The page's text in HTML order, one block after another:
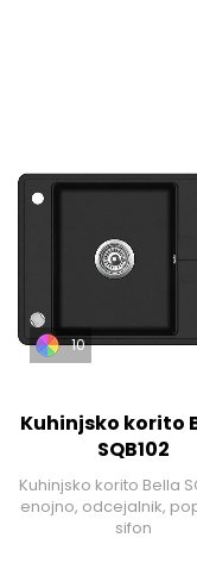
10
Kuhinjsko korito
SQB102
Kuhinjsko korito Bella
enojno, odcejalnik,
sifon